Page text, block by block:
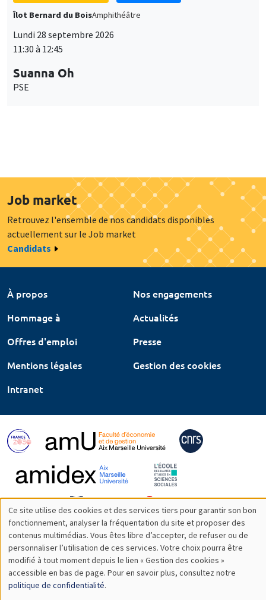
Îlot Bernard du BoisAmphithéâtre
Lundi 28 septembre 2026
11:30 à 12:45
Suanna Oh
PSE
Job market
Retrouvez l'ensemble de nos candidats disponibles
actuellement sur le Job market
Candidats
À propos
Nos engagements
Hommage à
Actualités
Offres d'emploi
Presse
Mentions légales
Gestion des cookies
Intranet
Utilisation
des
données
personnelles
Ce site utilise des cookies et des services tiers pour garantir son bon
fonctionnement, analyser la fréquentation du site et proposer des
contenus multimédias. Vous êtes libre d’accepter, de refuser ou de
personnaliser l’utilisation de ces services. Votre choix pourra être
modifié à tout moment depuis le lien « Gestion des cookies »
accessible en bas de page. Pour en savoir plus, consultez notre
politique de confidentialité.